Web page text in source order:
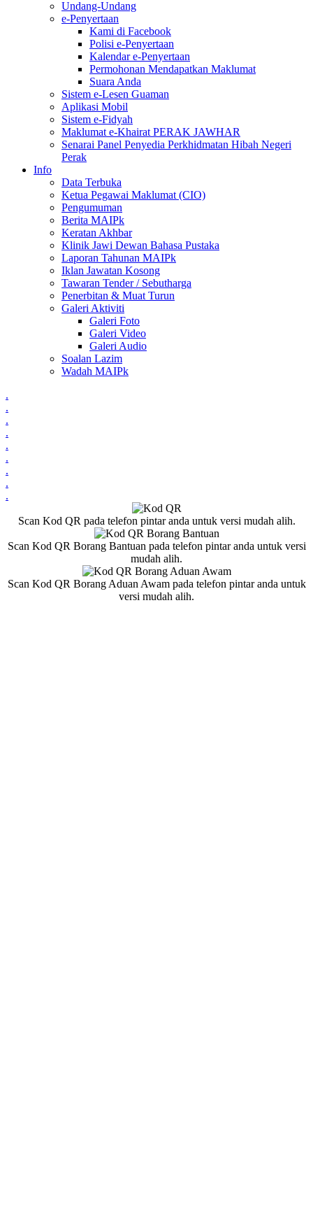
Undang-Undang
e-Penyertaan
Kami di Facebook
Polisi e-Penyertaan
Kalendar e-Penyertaan
Permohonan Mendapatkan Maklumat
Suara Anda
Sistem e-Lesen Guaman
Aplikasi Mobil
Sistem e-Fidyah
Maklumat e-Khairat PERAK JAWHAR
Senarai Panel Penyedia Perkhidmatan Hibah Negeri
Perak
Info
Data Terbuka
Ketua Pegawai Maklumat (CIO)
Pengumuman
Berita MAIPk
Keratan Akhbar
Klinik Jawi Dewan Bahasa Pustaka
Laporan Tahunan MAIPk
Iklan Jawatan Kosong
Tawaran Tender / Sebutharga
Penerbitan & Muat Turun
Galeri Aktiviti
Galeri Foto
Galeri Video
Galeri Audio
Soalan Lazim
Wadah MAIPk
.
.
.
.
.
.
.
.
.
Scan Kod QR pada telefon pintar anda untuk versi mudah alih.
Scan Kod QR Borang Bantuan pada telefon pintar anda untuk versi
mudah alih.
Scan Kod QR Borang Aduan Awam pada telefon pintar anda untuk
versi mudah alih.